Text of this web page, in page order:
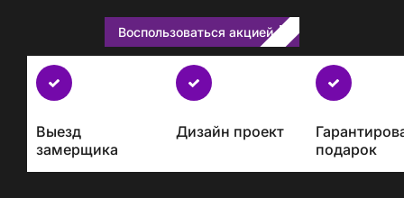
Воспользоваться акцией
Бесплатно
с
проектом
Выезд
замерщика
Дизайн проект
подарок